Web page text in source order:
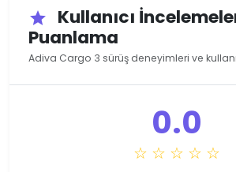
star
Kullanıcı
Puanlama
Adiva Cargo 3 sürüş deneyimleri ve
0.0
☆ ☆ ☆ ☆ ☆